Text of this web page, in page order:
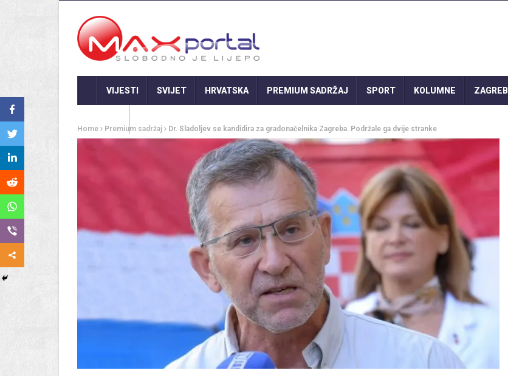
VIJESTI SVIJET HRVATSKA PREMIUM SADRŽAJ SPORT KOLUMNE ZAGREB
Home Premium sadržaj Dr. Sladoljev se kandidira za gradonačelnika Zagreba. Podržale ga dvije stranke